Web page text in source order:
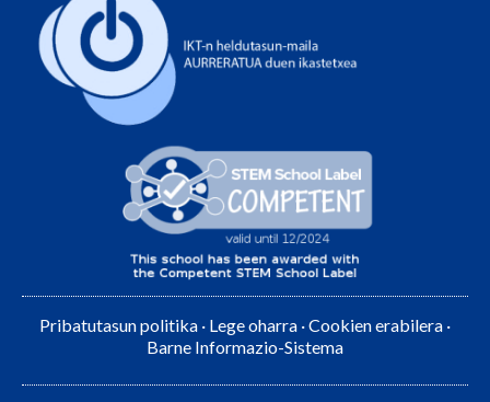
Pribatutasun politika · Lege oharra ·Cookien erabilera ·
Barne Informazio-Sistema